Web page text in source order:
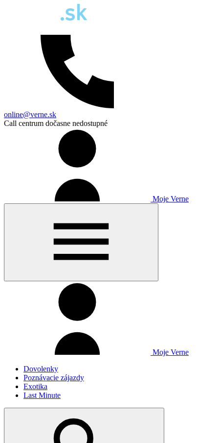
online@verne.sk
Call centrum dočasne nedostupné
Moje Verne
Moje Verne
Dovolenky
Poznávacie zájazdy
Exotika
Last Minute